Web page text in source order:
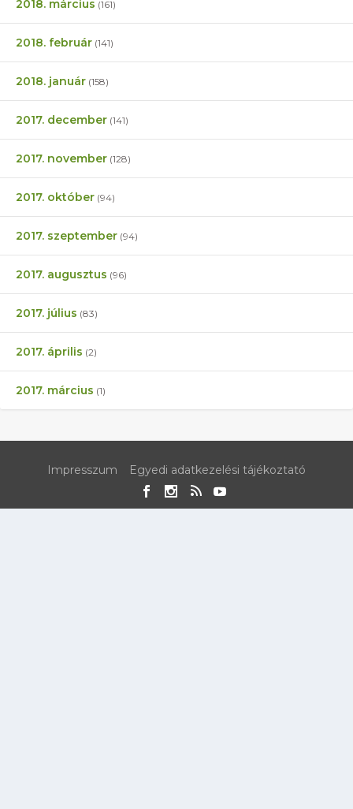
2018. március (161)
2018. február (141)
2018. január (158)
2017. december (141)
2017. november (128)
2017. október (94)
2017. szeptember (94)
2017. augusztus (96)
2017. július (83)
2017. április (2)
2017. március (1)
Impresszum Egyedi adatkezelési tájékoztató